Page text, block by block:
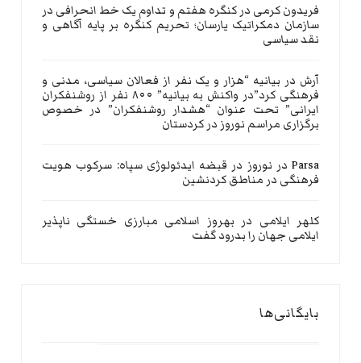
فریدون کرمی درکنگره هفتم و تداوم یک خط انحرافی در
سازمان دمکراتیک یارسان؛ تحریم کنگره بر پایه آگاهی و
نقد سیاسی
آرش در بیانیه “هزار و یک نفر از فعالان سیاسی، مدنی و
فرهنگی کرد”در واکنش به بیانیه” ۸۰۰ نفر از روشنفکران
ایرانی” تحت عنوان “هشدار روشنفکران” در خصوص
برگزاری مراسم نوروز در کردستان
Parsa در نوروز در قبضه ایدئولوژی سپاه: سرکوب هویت
فرهنگی در مناطق کردنشین
کلهر ایلامی در بهروز اسلامی مبارزی خستگی ناپذیر
ایلامی جهان را بدرود گفت
بایگانی‌ها